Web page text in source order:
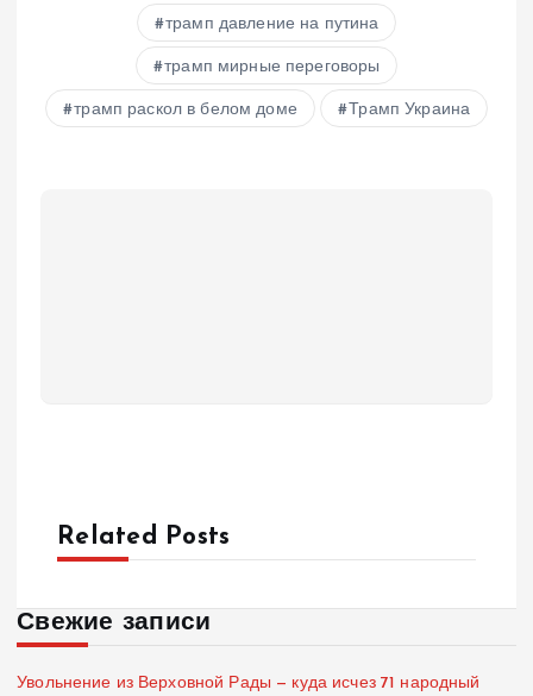
трамп давление на путина
трамп мирные переговоры
трамп раскол в белом доме Трамп Украина
Related Posts
Свежие записи
Увольнение из Верховной Рады — куда исчез 71 народный